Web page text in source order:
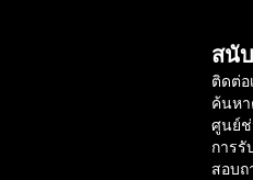
สนั
ติดต่อ
ค้นห
ศูนย์ช่
การ
สอบ